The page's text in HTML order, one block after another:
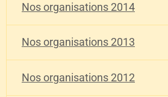
Nos organisations 2014
Nos organisations 2013
Nos organisations 2012